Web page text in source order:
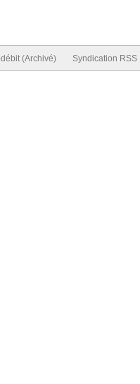
(Archivé) Syndication RSS